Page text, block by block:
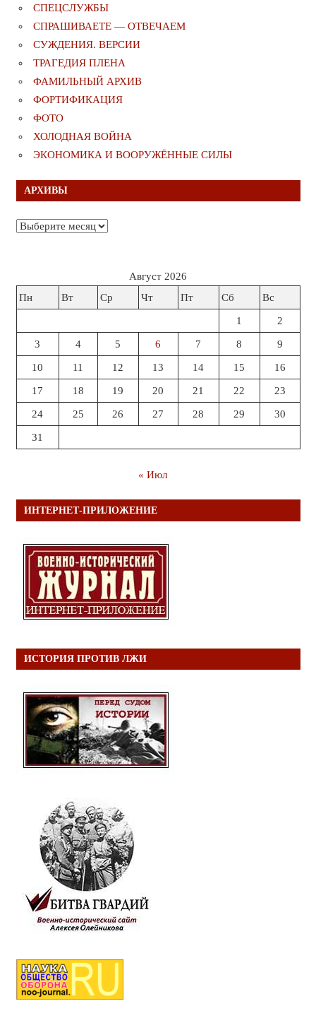
СПЕЦСЛУЖБЫ
СПРАШИВАЕТЕ — ОТВЕЧАЕМ
СУЖДЕНИЯ. ВЕРСИИ
ТРАГЕДИЯ ПЛЕНА
ФАМИЛЬНЫЙ АРХИВ
ФОРТИФИКАЦИЯ
ФОТО
ХОЛОДНАЯ ВОЙНА
ЭКОНОМИКА И ВООРУЖЁННЫЕ СИЛЫ
АРХИВЫ
Архивы
Август 2026
Пн
Вт Ср Чт Пт Сб Вс
1 2
3 4 5 6 7 8 9
10 11 12 13 14 15 16
17 18 19 20 21 22 23
24 25 26 27 28 29 30
31
« Июл
ИНТЕРНЕТ-ПРИЛОЖЕНИЕ
ИСТОРИЯ ПРОТИВ ЛЖИ